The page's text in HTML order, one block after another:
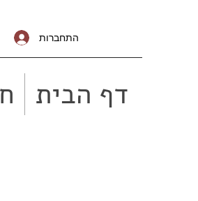
התחברות
דף הבית